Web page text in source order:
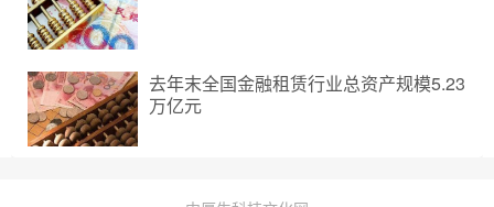
去年末全国金融租赁行业总资产规模5.23
万亿元